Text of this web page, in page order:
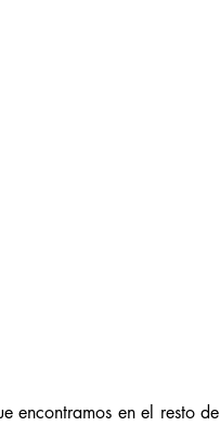
encontramos en el resto de